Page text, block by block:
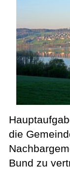
die
Bund zu